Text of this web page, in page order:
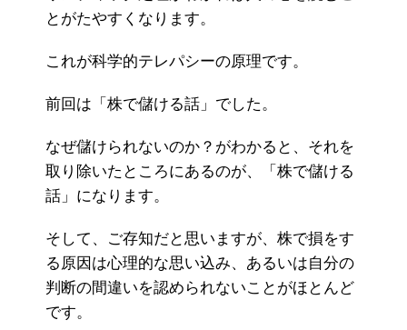
とがたやすくなります。
これが科学的テレパシーの原理です。
前回は「株で儲ける話」でした。
なぜ儲けられないのか？がわかると、それを
取り除いたところにあるのが、「株で儲ける
話」になります。
そして、ご存知だと思いますが、株で損をす
る原因は心理的な思い込み、あるいは自分の
判断の間違いを認められないことがほとんど
です。